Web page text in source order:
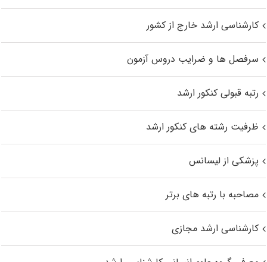
کارشناسی ارشد خارج از کشور
سرفصل ها و ضرایب دروس آزمون
رتبه قبولی کنکور ارشد
ظرفیت رشته های کنکور ارشد
پزشکی از لیسانس
مصاحبه با رتبه های برتر
کارشناسی ارشد مجازی